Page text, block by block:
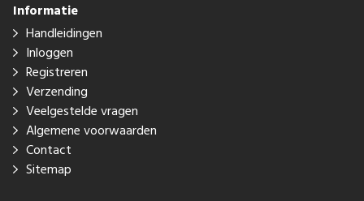
Informatie
Handleidingen
Inloggen
Registreren
Verzending
Veelgestelde vragen
Algemene voorwaarden
Contact
Sitemap